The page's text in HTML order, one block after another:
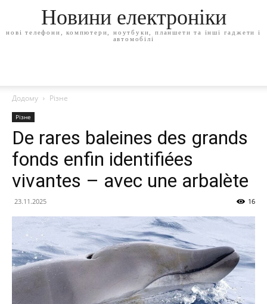
Новини електроніки
нові телефони, компютери, ноутбуки, планшети та інші гаджети і
автомобілі
Додому Різне
Різне
De rares baleines des grands
fonds enfin identifiées
vivantes – avec une arbalète
23.11.2025 16